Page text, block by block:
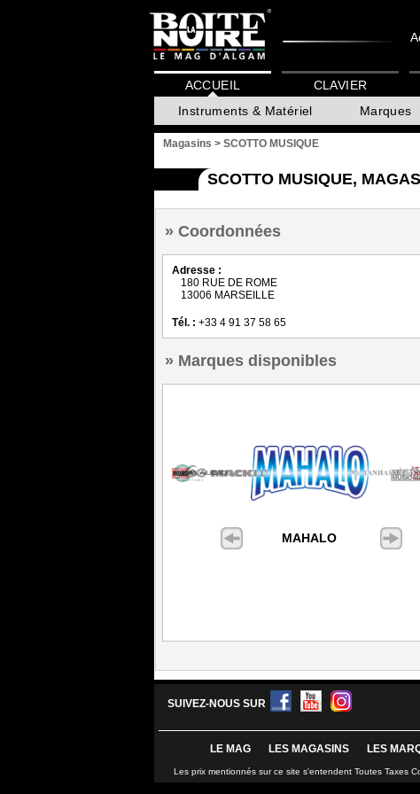
ACCUEIL
Instruments & Matériel
Marques
CLAVIER
Magasins > SCOTTO MUSIQUE
SCOTTO MUSIQUE,
Coordonnées
Adresse :
180 RUE DE ROME
13006 MARSEILLE
Tél. : +33 4 91 37 58 65
Marques disponibles
MAHALO
SUIVEZ-NOUS SUR
LE MAG LES MAGASINS LES
Les prix mentionnés sur ce site s'entendent Toutes Taxes